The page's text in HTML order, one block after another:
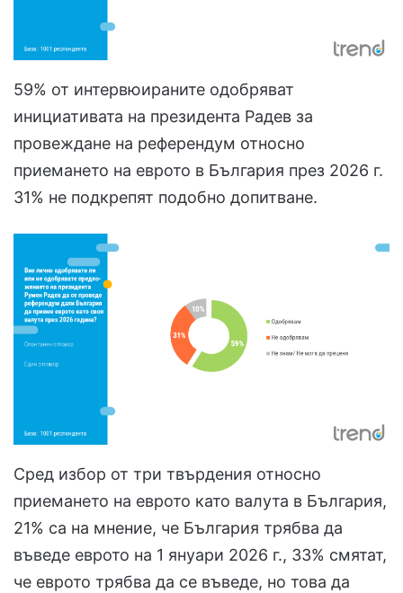
59% от интервюираните одобряват
инициативата на президента Радев за
провеждане на референдум относно
приемането на еврото в България през 2026 г.
31% не подкрепят подобно допитване.
Сред избор от три твърдения относно
приемането на еврото като валута в България,
21% са на мнение, че България трябва да
въведе еврото на 1 януари 2026 г., 33% смятат,
че еврото трябва да се въведе, но това да